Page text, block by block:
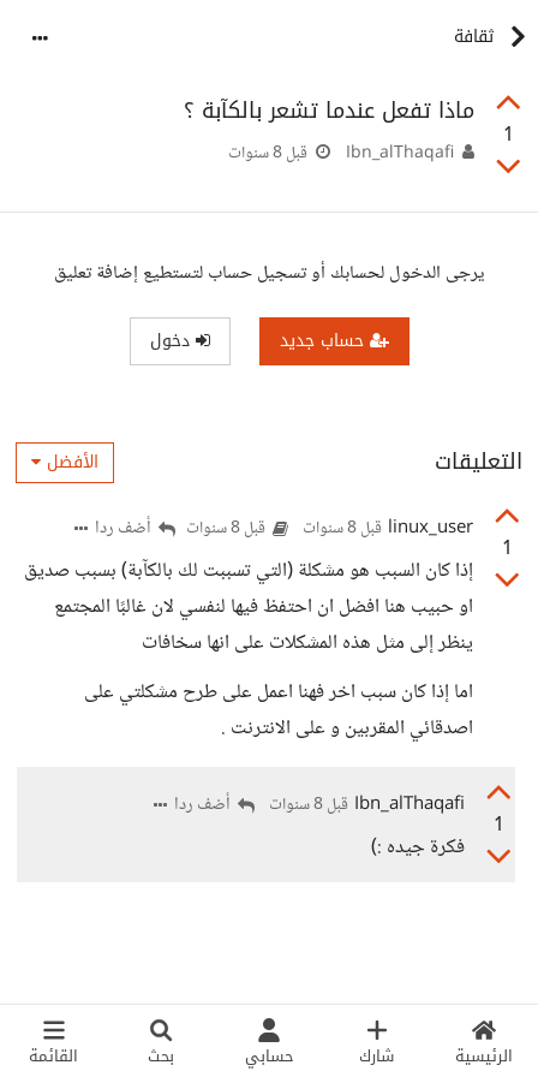
الرئيسية شارك حسابي بحث القائمة
ثقافة
1
ماذا تفعل عندما تشعر بالكآبة ؟
قبل 8 سنوات
يرجى الدخول لحسابك أو تسجيل حساب لتستطيع إضافة تعليق
حساب جديد دخول
التعليقات الأفضل
1
linux_user قبل 8 سنوات قبل 8 سنوات أضف ردا
إذا كان السبب هو مشكلة (التي تسببت لك بالكآبة) بسبب صديق
او حبيب هنا افضل ان احتفظ فيها لنفسي لان غالبًا المجتمع
ينظر إلى مثل هذه المشكلات على انها سخافات
اما إذا كان سبب اخر فهنا اعمل على طرح مشكلتي على
اصدقائي المقربين و على الانترنت .
1
Ibn_alThaqafi قبل 8 سنوات أضف ردا
فكرة جيده :)